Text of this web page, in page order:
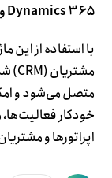
Dynamics ۳۶۵ و سیستم تلفنی ایزابل
با استفاده از این
متصل می‌شود و
خودکار
اپراتورها و